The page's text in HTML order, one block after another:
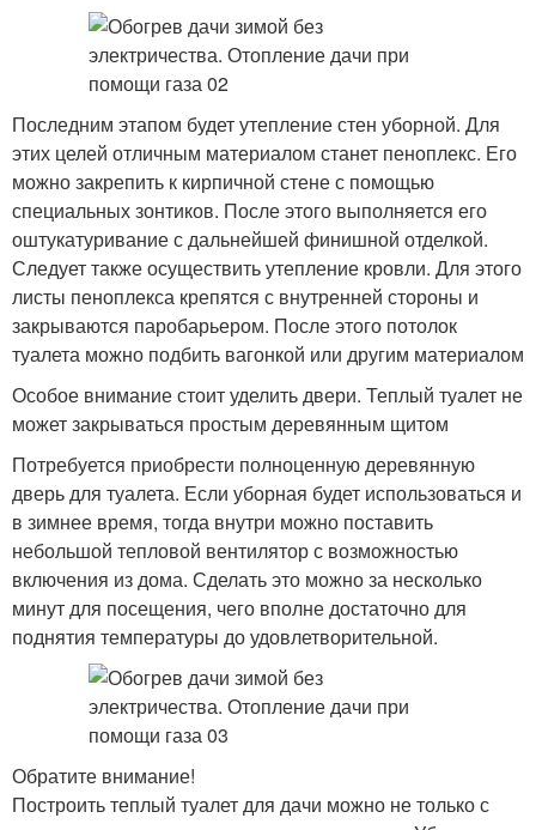
Последним этапом будет утепление стен уборной. Для
этих целей отличным материалом станет пеноплекс. Его
можно закрепить к кирпичной стене с помощью
специальных зонтиков. После этого выполняется его
оштукатуривание с дальнейшей финишной отделкой.
Следует также осуществить утепление кровли. Для этого
листы пеноплекса крепятся с внутренней стороны и
закрываются паробарьером. После этого потолок
туалета можно подбить вагонкой или другим материалом
Особое внимание стоит уделить двери. Теплый туалет не
может закрываться простым деревянным щитом
Потребуется приобрести полноценную деревянную
дверь для туалета. Если уборная будет использоваться и
в зимнее время, тогда внутри можно поставить
небольшой тепловой вентилятор с возможностью
включения из дома. Сделать это можно за несколько
минут для посещения, чего вполне достаточно для
поднятия температуры до удовлетворительной.
Обратите внимание!
Построить теплый туалет для дачи можно не только с